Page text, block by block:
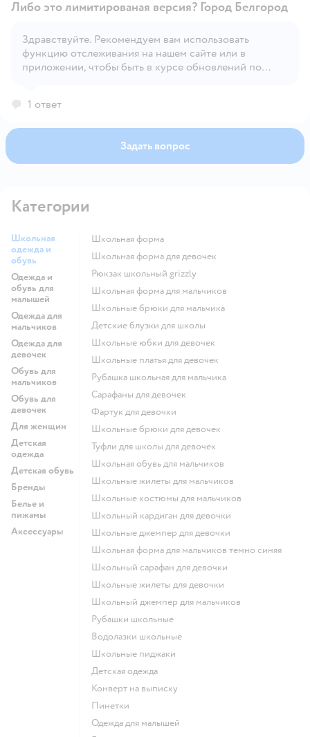
Открыть вопрос
Либо это лимитированая версия? Город Белгород
Здравствуйте. Рекомендуем вам использовать
функцию отслеживания на нашем сайте или в
приложении, чтобы быть в курсе обновлений по
1 ответ
Задать вопрос
Категории
Школьная
одежда и
обувь
Одежда и
обувь для
малышей
Одежда для
мальчиков
Одежда для
девочек
Обувь для
мальчиков
Обувь для
девочек
Для женщин
Детская
одежда
Детская обувь
Бренды
Белье и
пижамы
Аксессуары
Школьная форма
Школьная форма для девочек
Рюкзак школьный grizzly
Школьная форма для мальчиков
Школьные брюки для мальчика
Детские блузки для школы
Школьные юбки для девочек
Школьные платья для девочек
Рубашка школьная для мальчика
Сарафаны для девочек
Фартук для девочки
Школьные брюки для девочек
Туфли для школы для девочек
Школьная обувь для мальчиков
Школьные жилеты для мальчиков
Школьные костюмы для мальчиков
Школьный кардиган для девочки
Школьные джемпер для девочки
Школьная форма для мальчиков темно синяя
Школьный сарафан для девочки
Школьные жилеты для девочки
Школьный джемпер для мальчиков
Рубашки школьные
Водолазки школьные
Школьные пиджаки
Детская одежда
Конверт на выписку
Пинетки
Одежда для малышей